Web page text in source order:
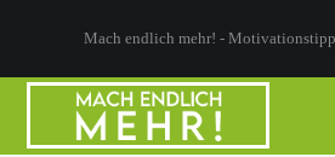
springen
Mach endlich mehr! -